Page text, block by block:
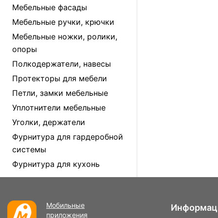
Мебельные фасады
Мебельные ручки, крючки
Мебельные ножки, ролики,
опоры
Полкодержатели, навесы
Протекторы для мебели
Петли, замки мебельные
Уплотнители мебельные
Уголки, держатели
Фурнитура для гардеробной
системы
Фурнитура для кухонь
Мобильные
приложения